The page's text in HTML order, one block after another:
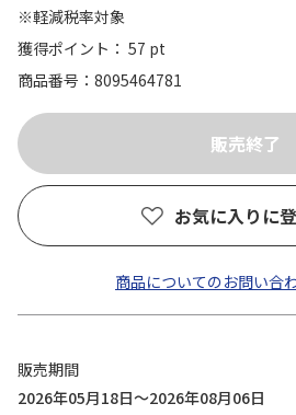
※軽減税率対象
獲得ポイント： 57 pt
商品番号
8095464781
お気に入りに
商品についてのお問い合
販売期間
2026年05月18日～2026年08月06日